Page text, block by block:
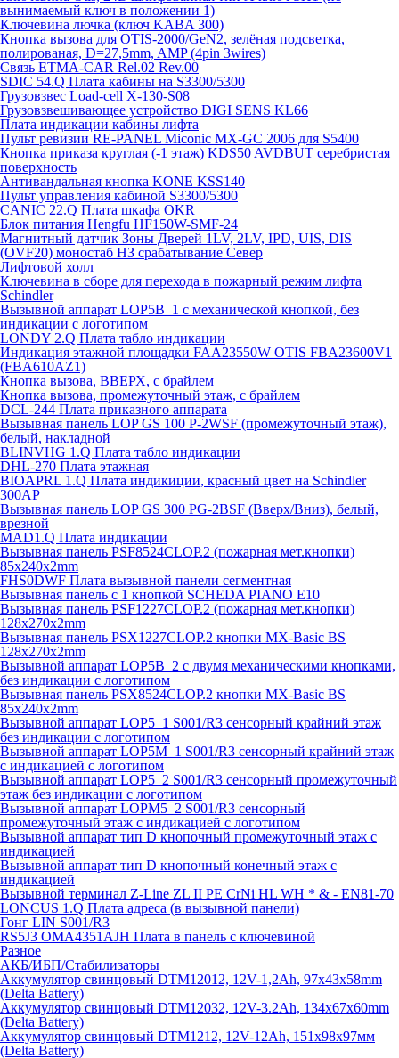
вынимаемый ключ в положении 1)
Ключевина лючка (ключ KABA 300)
Кнопка вызова для OTIS-2000/GeN2, зелёная подсветка,
полированая, D=27,5mm, AMP (4pin 3wires)
Связь ETMA-CAR Rel.02 Rev.00
SDIC 54.Q Плата кабины на S3300/5300
Грузовзвес Load-cell X-130-S08
Грузовзвешивающее устройство DIGI SENS KL66
Плата индикации кабины лифта
Пульт ревизии RE-PANEL Miconic MX-GC 2006 для S5400
Кнопка приказа круглая (-1 этаж) KDS50 AVDBUT серебристая
поверхность
Антивандальная кнопка KONE KSS140
Пульт управления кабиной S3300/5300
CANIC 22.Q Плата шкафа OKR
Блок питания Hengfu HF150W-SMF-24
Магнитный датчик Зоны Дверей 1LV, 2LV, IPD, UIS, DIS
(OVF20) моностаб НЗ срабатывание Cевер
Лифтовой холл
Ключевина в сборе для перехода в пожарный режим лифта
Schindler
Вызывной аппарат LOP5B_1 с механической кнопкой, без
индикации с логотипом
LONDY 2.Q Плата табло индикации
Индикация этажной площадки FAA23550W OTIS FBA23600V1
(FBA610AZ1)
Кнопка вызова, ВВЕРХ, с брайлем
Кнопка вызова, промежуточный этаж, с брайлем
DCL-244 Плата приказного аппарата
Вызывная панель LOP GS 100 P-2WSF (промежуточный этаж),
белый, накладной
BLINVHG 1.Q Плата табло индикации
DHL-270 Плата этажная
BIOAPRL 1.Q Плата индикиции, красный цвет на Schindler
300AP
Вызывная панель LOP GS 300 PG-2BSF (Вверх/Вниз), белый,
врезной
MAD1.Q Плата индикации
Вызывная панель PSF8524CLOP.2 (пожарная мет.кнопки)
85х240х2mm
FHS0DWF Плата вызывной панели сегментная
Вызывная панель с 1 кнопкой SCHEDA PIANO E10
Вызывная панель PSF1227CLOP.2 (пожарная мет.кнопки)
128х270х2mm
Вызывная панель PSX1227CLOP.2 кнопки MX-Basic BS
128х270х2mm
Вызывной аппарат LOP5B_2 с двумя механическими кнопками,
без индикации с логотипом
Вызывная панель PSX8524CLOP.2 кнопки MX-Basic BS
85х240х2mm
Вызывной аппарат LOP5_1 S001/R3 сенсорный крайний этаж
без индикации с логотипом
Вызывной аппарат LOP5M_1 S001/R3 сенсорный крайний этаж
с индикацией с логотипом
Вызывной аппарат LOP5_2 S001/R3 сенсорный промежуточный
этаж без индикации с логотипом
Вызывной аппарат LOPM5_2 S001/R3 сенсорный
промежуточный этаж с индикацией с логотипом
Вызывной аппарат тип D кнопочный промежуточный этаж с
индикацией
Вызывной аппарат тип D кнопочный конечный этаж с
индикацией
Вызывной терминал Z-Line ZL II PE CrNi HL WH * & - EN81-70
LONCUS 1.Q Плата адреса (в вызывной панели)
Гонг LIN S001/R3
RS5J3 OMA4351AJH Плата в панель с ключевиной
Разное
АКБ/ИБП/Стабилизаторы
Аккумулятор свинцовый DTM12012, 12V-1,2Ah, 97х43х58mm
(Delta Battery)
Аккумулятор свинцовый DTM12032, 12V-3.2Ah, 134x67x60mm
(Delta Battery)
Аккумулятор свинцовый DTM1212, 12V-12Ah, 151х98х97мм
(Delta Battery)